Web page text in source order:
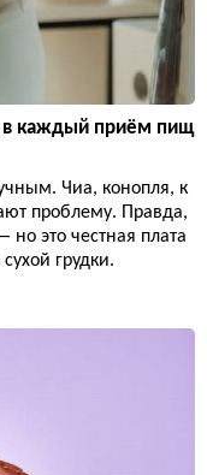
в каждый приём пищ
Чиа, конопля, к
проблему. Правда,
это честная плата
грудки.